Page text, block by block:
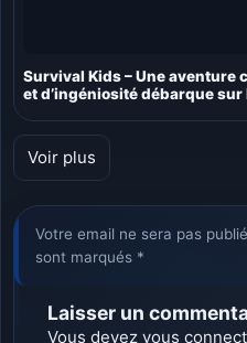
Survival Kids – Une aventure
et d’ingéniosité débarque
Voir plus
Votre email ne sera pas
sont marqués *
Laisser un
Vous devezvous